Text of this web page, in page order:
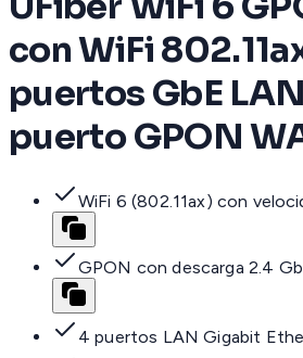
con WiFi
puertos GbE LAN
puerto GPON
WiFi 6 (802.11ax) con
GPON con descarga 2.4
4 puertos LAN Gigabit